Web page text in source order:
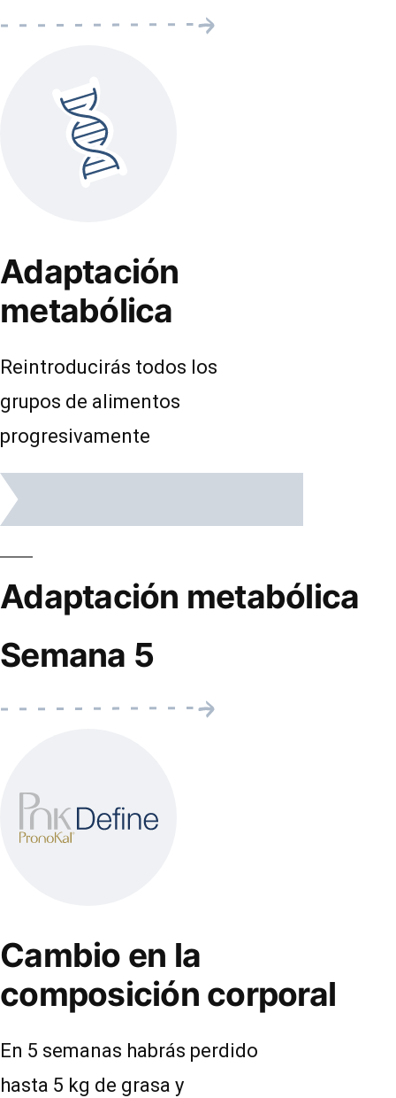
Adaptación
metabólica
Reintroducirás todos los
grupos de alimentos
progresivamente
Adaptación metabólica
Semana 5
Cambio en la
composición corporal
En 5 semanas habrás perdido
hasta 5 kg de grasa y